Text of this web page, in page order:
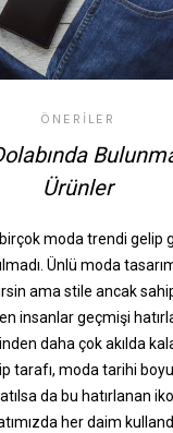
ÖNERILER
Ürünler
moda trendi gelip
Ünlü moda
ama stile ancak
insanlar geçmişi
daha çok akılda
tarafı, moda tarihi
da bu hatırlanan
her daim